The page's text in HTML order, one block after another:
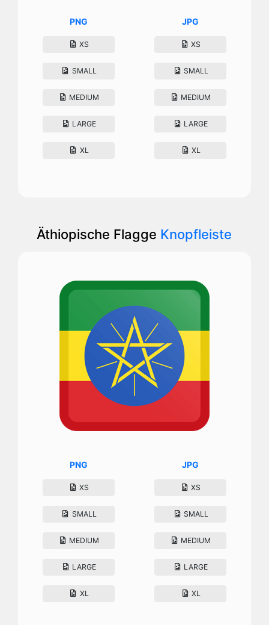
PNG
XS
SMALL
MEDIUM
LARGE
XL
JPG
XS
SMALL
MEDIUM
LARGE
XL
Äthiopische Flagge Knopfleiste
PNG
XS
SMALL
MEDIUM
LARGE
XL
JPG
XS
SMALL
MEDIUM
LARGE
XL